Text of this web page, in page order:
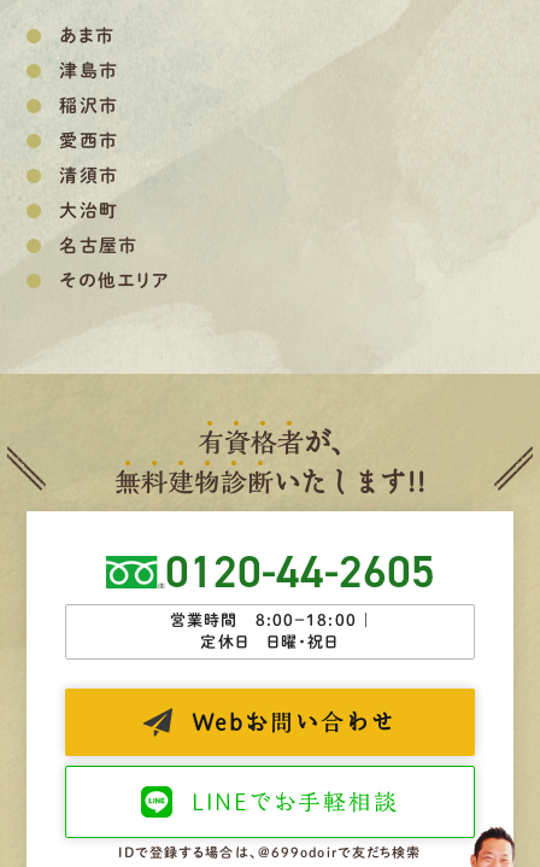
あま市
津島市
稲沢市
愛西市
清須市
大治町
名古屋市
その他エリア
有資格者が、
無料建物診断いたします!!
0120-44-2605
営業時間 8:00−18:00 ｜
定休日 日曜・祝日
Web お問い合わせ
LINEで お手軽相談
IDで登録する場合は、@699odoirで友だち検索